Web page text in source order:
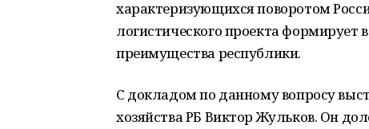
характеризующихся поворотом
логистического проекта
преимущества республики.
С докладом по данному вопросу
хозяйства РБ Виктор Жульков. Он